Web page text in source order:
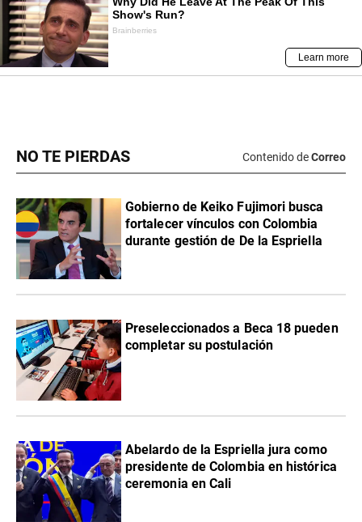
NO TE PIERDAS Contenido deCorreo
Gobierno de Keiko Fujimori busca
fortalecer vínculos con Colombia
durante gestión de De la Espriella
Preseleccionados a Beca 18 pueden
completar su postulación
Abelardo de la Espriella jura como
presidente de Colombia en histórica
ceremonia en Cali